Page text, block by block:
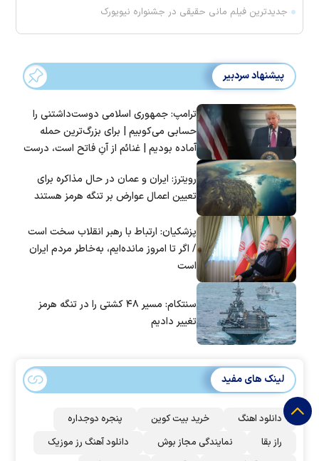
جدیدترین فیلم مانی حقیقی در جشنواره نیویورک
پیشنهاد سردبیر
ترامپ: جمهوری اسلامی دوست‌داشتنی را
حسابی می‌کوبیم | برای بزرگ‌ترین حمله
آماده بودیم | غنائم از آنِ فاتح است، درست
رویترز: ایران و عمان در حال مذاکره برای
تعیین اعمال عوارض بر تنگه هرمز هستند
پزشکیان: ارتباط با رهبر انقلاب سخت است
/ اگر تا امروز مانده‌ایم، به‌خاطر مردم ایران
است
سنتکام: مسیر ۴۸ کشتی را در تنگه هرمز
تغییر دادیم
لینک های مفید
دانلود اهنگ خرید بیت کوین
پنجره دوجداره
راز بقا
نمایندگی مجاز بوش
دانلود آهنگ رز‌ موزیک